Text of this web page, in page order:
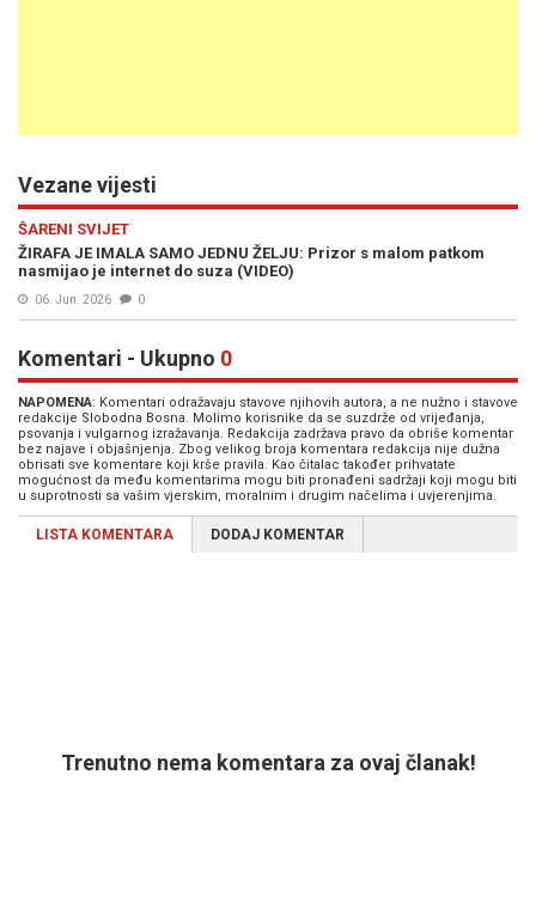
Vezane vijesti
ŠARENI SVIJET
ŽIRAFA JE IMALA SAMO JEDNU ŽELJU: Prizor s malom patkom
nasmijao je internet do suza (VIDEO)
06. Jun. 2026 0
Komentari - Ukupno 0
NAPOMENA: Komentari odražavaju stavove njihovih autora, a ne nužno i stavove
redakcije Slobodna Bosna. Molimo korisnike da se suzdrže od vrijeđanja,
psovanja i vulgarnog izražavanja. Redakcija zadržava pravo da obriše komentar
bez najave i objašnjenja. Zbog velikog broja komentara redakcija nije dužna
obrisati sve komentare koji krše pravila. Kao čitalac također prihvatate
mogućnost da među komentarima mogu biti pronađeni sadržaji koji mogu biti
u suprotnosti sa vašim vjerskim, moralnim i drugim načelima i uvjerenjima.
LISTA KOMENTARA DODAJ KOMENTAR
Trenutno nema komentara za ovaj članak!